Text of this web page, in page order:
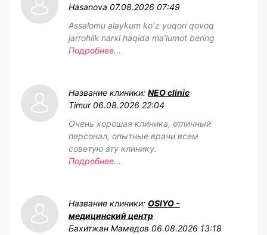
Hasanova 07.08.2026 07:49
Assalomu alaykum koʻz yuqori qovoq
jarrohlik narxi haqida maʼlumot bering
Подробнее...
Название клиники: NEO clinic
Timur 06.08.2026 22:04
Очень хорошая клиника, отличный
персонал, опытные врачи всем
советую эту клинику.
Подробнее...
Название клиники: OSIYO -
медицинский центр
Бахитжан Мамедов 06.08.2026 13:18